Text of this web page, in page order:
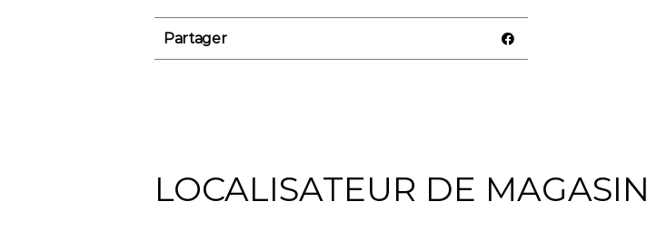
Partager
LOCALISATEUR DE MAGASIN